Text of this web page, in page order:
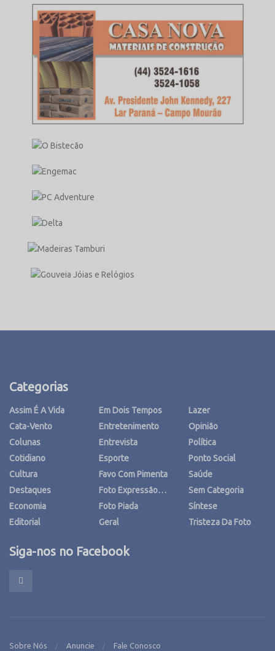
Categorias
Assim É A Vida
Cata-Vento
Colunas
Cotidiano
Cultura
Destaques
Economia
Editorial
Em Dois Tempos
Entretenimento
Entrevista
Esporte
Favo Com Pimenta
Foto Expressão…
Foto Piada
Geral
Lazer
Opinião
Política
Ponto Social
Saúde
Sem Categoria
Síntese
Tristeza Da Foto
Siga-nos no Facebook
Sobre Nós Anuncie Fale Conosco